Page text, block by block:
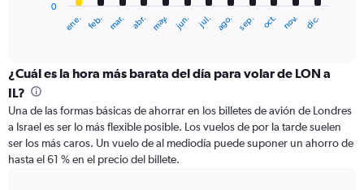
categories.
Range:
12
categories.
The
chart
has
ene. feb. mar. abr. may. jun. jul. ago. sep. oct. nov. dic.
0
¿Cuál es la hora más barata del día para volar de LON a
IL?
Una de las formas básicas de ahorrar en los billetes de avión de Londres
a Israel es ser lo más flexible posible. Los vuelos de por la tarde suelen
ser los más caros. Un vuelo de al mediodía puede suponer un ahorro de
hasta el 61 % en el precio del billete.